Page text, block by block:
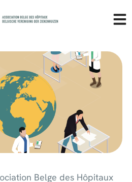
Belge des Hôpitaux